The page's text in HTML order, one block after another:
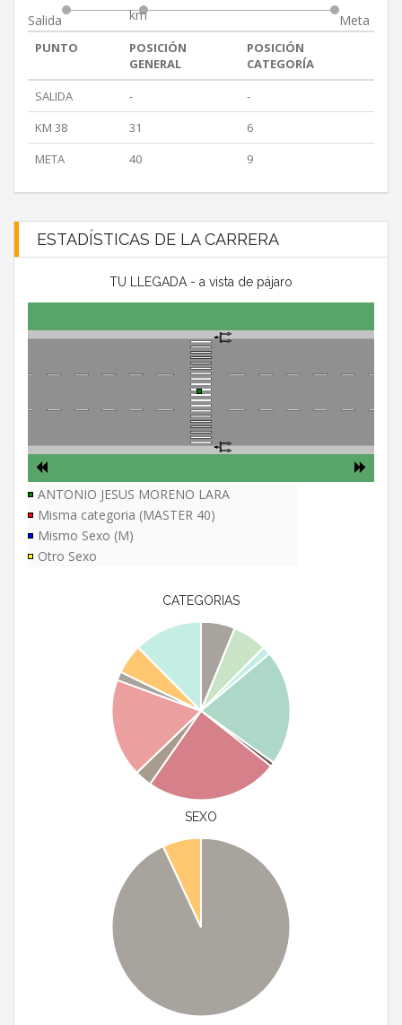
Salida
km
Meta
PUNTO
POSICIÓN
GENERAL
POSICIÓN
CATEGORÍA
SALIDA
-
-
KM 38
31
6
META
40 9
ESTADÍSTICAS DE LA CARRERA
TU LLEGADA - a vista de pájaro
ANTONIO JESUS MORENO LARA
Misma categoria (MASTER 40)
Mismo Sexo (M)
Otro Sexo
CATEGORIAS
SEXO